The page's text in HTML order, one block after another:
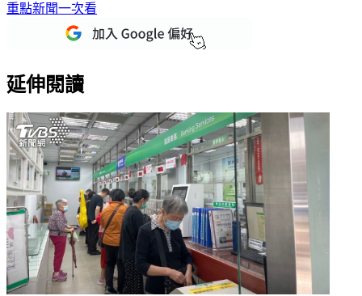
重點新聞一次看
延伸閱讀